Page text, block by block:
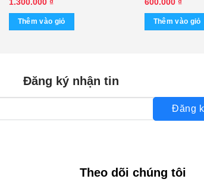
Thêm vào giỏ Thêm vào giỏ
Đăng ký nhận tin
Đăng
Theo dõi chúng tôi